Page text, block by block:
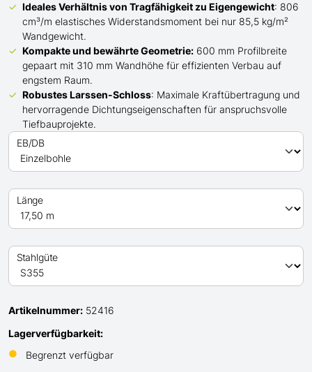
Ideales Verhältnis von Tragfähigkeit zu Eigengewicht: 806
cm³/m elastisches Widerstandsmoment bei nur 85,5 kg/m²
Wandgewicht.
Kompakte und bewährte Geometrie: 600 mm Profilbreite
gepaart mit 310 mm Wandhöhe für effizienten Verbau auf
engstem Raum.
Robustes Larssen-Schloss: Maximale Kraftübertragung und
hervorragende Dichtungseigenschaften für anspruchsvolle
Tiefbauprojekte.
EB/DB
Länge
Stahlgüte
Artikelnummer: 52416
Lagerverfügbarkeit:
●
Begrenzt verfügbar